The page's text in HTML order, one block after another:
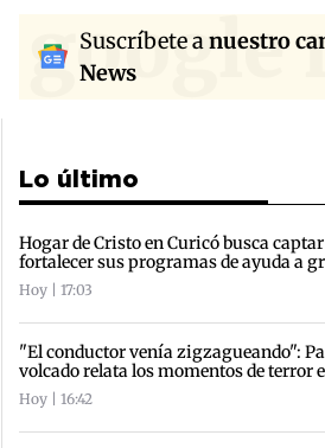
google
Suscríbete anuestro
News
Lo último
Hogar de Cristo en Curicó busca
fortalecer sus programas de ayuda a
Hoy | 17:03
"El conductor venía zigzagueando":
volcado relata los momentos de terror
Hoy | 16:42